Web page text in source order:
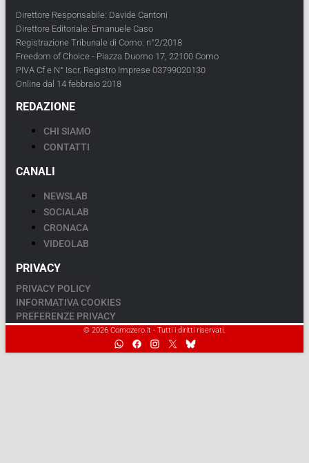
Direttore Responsabile: Davide Cantoni
Direttore Editoriale: Emanuele Caso
Registrazione Tribunale di Como: n°2/2018
Freedom of Choice - Piazza Duomo 17, 22100 Como
PIVA Cf e N° Iscr. Registro Imprese 03799020130
Online dal 14 febbraio 2018
REDAZIONE
CHI SIAMO
CONTATTI
CANALI
NEWSLAB
SOCIALAB
CRONACA
VIDEOLAB
PRIVACY
PRIVACY POLICY
INFORMATIVA COOKIES
PREFERENZE PRIVACY
© 2026 Comozero.it - Tutti i diritti riservati.